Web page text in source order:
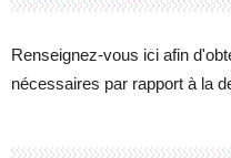
Renseignez-vous ici afin
nécessaires par rapport à la